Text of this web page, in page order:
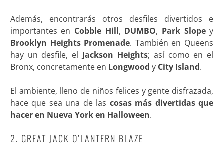
Además, encontrarás otros desfiles divertidos e
importantes en Cobble Hill, DUMBO, Park Slopey
Brooklyn Heights Promenade. También en Queens
hay un desfile, el Jackson Heights; así como en el
Bronx, concretamente en Longwood y City Island.
El ambiente, lleno de niños felices y gente disfrazada,
hace que sea una de las cosas más divertidas que
hacer en Nueva York en Halloween.
2. GREAT JACK O’LANTERN BLAZE